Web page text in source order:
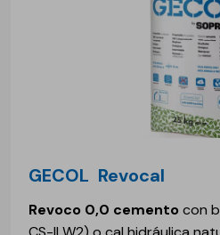
GECOL Revocal
Revoco 0,0 cemento con